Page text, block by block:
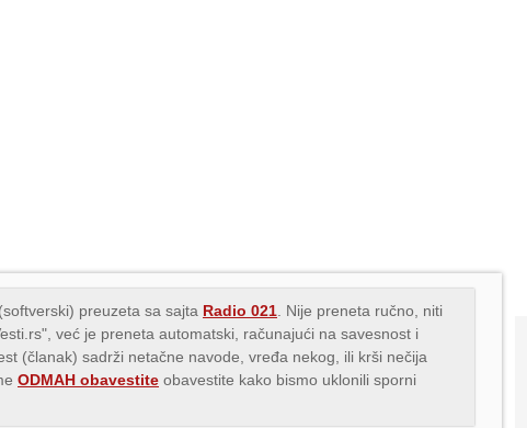
preuzeta sa sajta Radio 021 . Nije preneta ručno, niti
već je preneta automatski, računajući na savesnost i
(članak) sadrži netačne navode, vređa nekog, ili krši nečija
ODMAH obavestite obavestite kako bismo uklonili sporni